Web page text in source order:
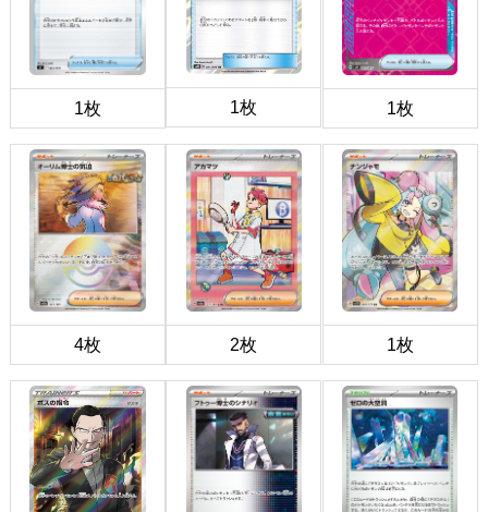
1枚 1枚 1枚
4枚 2枚 1枚